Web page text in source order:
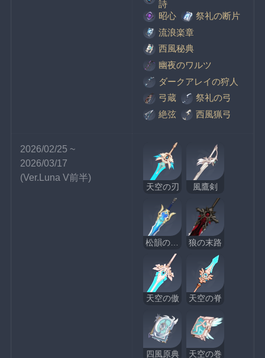
詩
昭心
祭礼の断片
流浪楽章
西風秘典
幽夜のワルツ
ダークアレイの狩人
弓蔵
祭礼の弓
絶弦
西風猟弓
2026/02/25 ~
2026/03/17
(Ver.Luna V前半)
天空の刃 風鷹剣
松韻の響く頃 狼の末路
天空の傲 天空の脊
四風原典 天空の巻